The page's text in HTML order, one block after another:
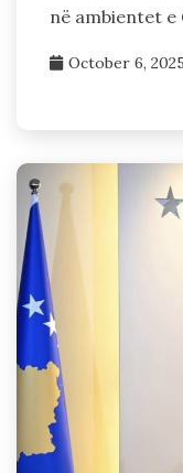
në ambientet e
October 6, 2025